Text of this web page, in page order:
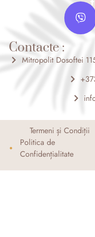
c
o
f
V
i
b
e
Contacte :
Mitropolit Dosoftei
Termeni și Condiții
Politica de
Confidențialitate